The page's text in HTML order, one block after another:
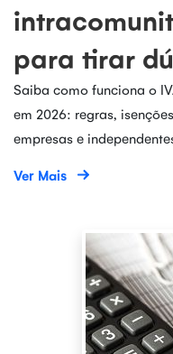
para tirar
Saiba como funciona o
em 2026: regras,
empresas e
Ver Mais